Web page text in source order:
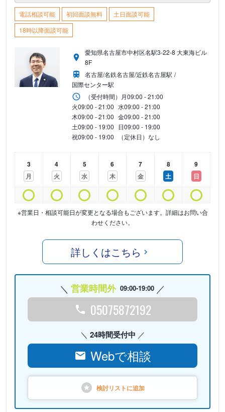
電話相談可能 初回面談無料
土日面談可能
18時以降面談可能
愛知県名古屋市中村区名駅3-22-8 大東海ビル
8F
名古屋/名鉄名古屋/近鉄名古屋駅
国際センター駅
（受付時間） 月09:00 - 21:00
火09:00 - 21:00 水09:00 - 21:00
木09:00 - 21:00 金09:00 - 21:00
土09:00 - 19:00 日09:00 - 19:00
祝09:00 - 19:00 （定休日）なし
3
月
4
火
5
水
6
木
7
金
8
土
9
日
※営業日・相談可能日が変更となる場合もございます。詳細はお問い合
わせください。
詳しくはこちら
営業時間外 09:00-19:00
05075872192
24時間受付中
Webで相談
検討リストに追加